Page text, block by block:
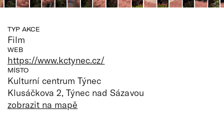
TYP AKCE
Film
WEB
https://www.kctynec.cz/
MÍSTO
Kulturní centrum Týnec
Klusáčkova 2, Týnec nad Sázavou
zobrazit na mapě